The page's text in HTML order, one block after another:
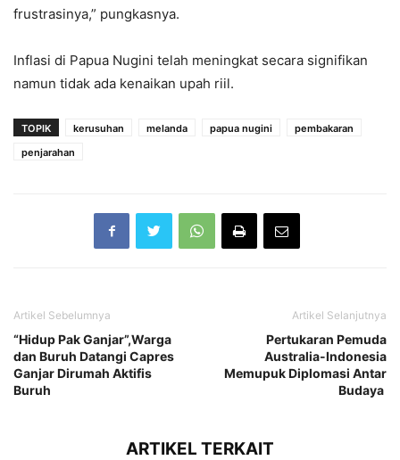
frustrasinya,” pungkasnya.
Inflasi di Papua Nugini telah meningkat secara signifikan
namun tidak ada kenaikan upah riil.
TOPIK kerusuhan melanda papua nugini
pembakaran
penjarahan
Artikel Sebelumnya
“Hidup Pak Ganjar”,Warga
dan Buruh Datangi Capres
Ganjar Dirumah Aktifis
Buruh
Artikel Selanjutnya
Pertukaran Pemuda
Australia-Indonesia
Memupuk Diplomasi Antar
Budaya
ARTIKEL TERKAIT